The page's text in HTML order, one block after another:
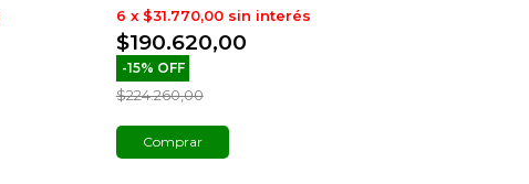
$190.620,00
-15% OFF
$224.260,00
6 x $31.770,00 sin interés
Comprar